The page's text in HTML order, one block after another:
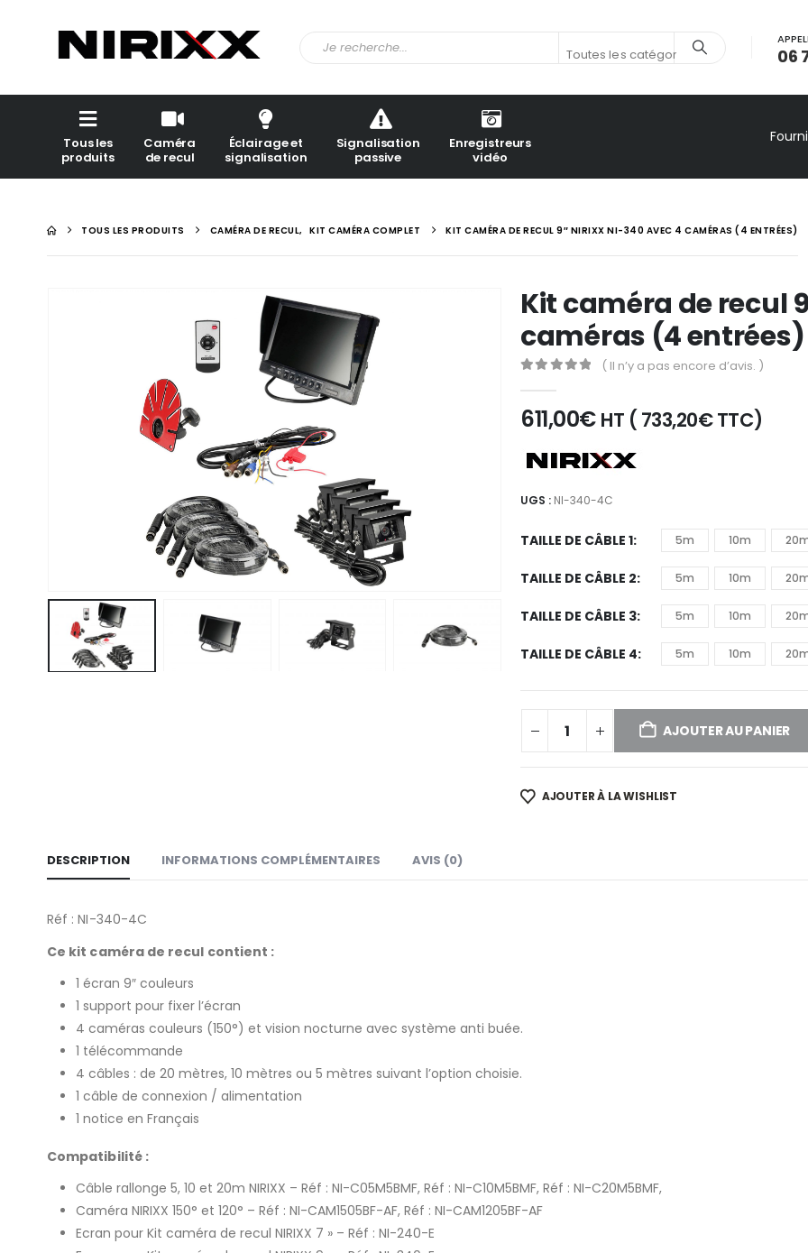
Toutes les catégories 06
Tous les
produits
Caméra
de recul
Éclairage et
signalisation
Signalisation
passive
Enregistreurs
vidéo
TOUS LES PRODUITS CAMÉRA DE RECUL, KIT CAMÉRA COMPLET KIT CAMÉRA DE RECUL 9″ NIRIXX NI-340 AVEC 4 CAMÉRAS (4 ENTRÉES)
Kit caméra de recul
caméras (4 entrées)
( Il n’y a pas encore d’avis. )
611,00€ HT ( 733,20€TTC)
UGS : NI-340-4C
TAILLE DE CÂBLE 1 5m 10m
TAILLE DE CÂBLE 2 5m 10m
TAILLE DE CÂBLE 3 5m 10m
TAILLE DE CÂBLE 4 5m 10m
AJOUTER AU PANIER
AJOUTER À LA WISHLIST
DESCRIPTION INFORMATIONS COMPLÉMENTAIRES AVIS (0)
Réf : NI-340-4C
Ce kit caméra de recul contient :
1 écran 9″ couleurs
1 support pour fixer l’écran
4 caméras couleurs (150°) et vision nocturne avec système anti buée.
1 télécommande
4 câbles : de 20 mètres, 10 mètres ou 5 mètres suivant l’option choisie.
1 câble de connexion / alimentation
1 notice en Français
Compatibilité :
Câble rallonge 5, 10 et 20m NIRIXX – Réf : NI-C05M5BMF, Réf : NI-C10M5BMF, Réf : NI-C20M5BMF,
Caméra NIRIXX 150° et 120° – Réf : NI-CAM1505BF-AF, Réf : NI-CAM1205BF-AF
Ecran pour Kit caméra de recul NIRIXX 7 » – Réf : NI-240-E